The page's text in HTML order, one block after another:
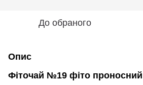
До обраного
Опис
Фіточай №19 фіто проносний